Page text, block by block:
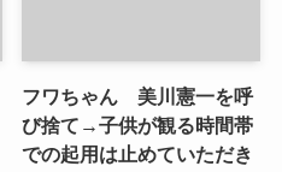
フワちゃん 美川憲一を呼
び捨て→子供が観る時間帯
での起用は止めていただき